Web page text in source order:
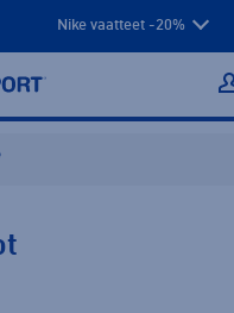
Nike vaatteet -20%